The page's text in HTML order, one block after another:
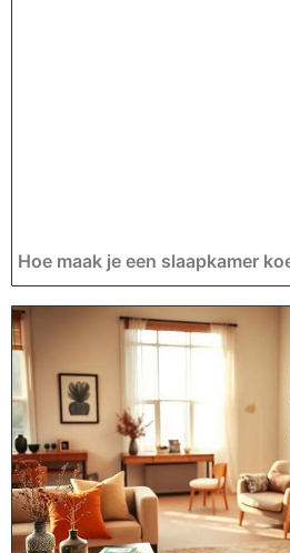
Hoe maak je een slaapkamer